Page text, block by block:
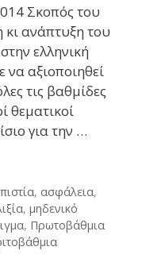
Σκοπός του
ανάπτυξη του
ελληνική
να αξιοποιηθεί
τις βαθμίδες
θεματικοί
για την …
, ασφάλεια,
, μηδενικό
, Πρωτοβάθμια